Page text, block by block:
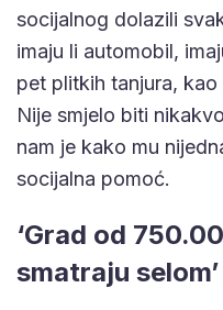
socijalnog dolazili
imaju li automobil,
pet plitkih tanjura,
Nije smjelo biti
nam je kako mu
socijalna pomoć.
‘Grad od
smatraju selom’